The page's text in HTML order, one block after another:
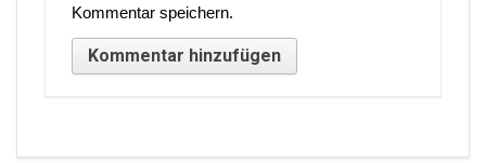
Kommentar speichern.